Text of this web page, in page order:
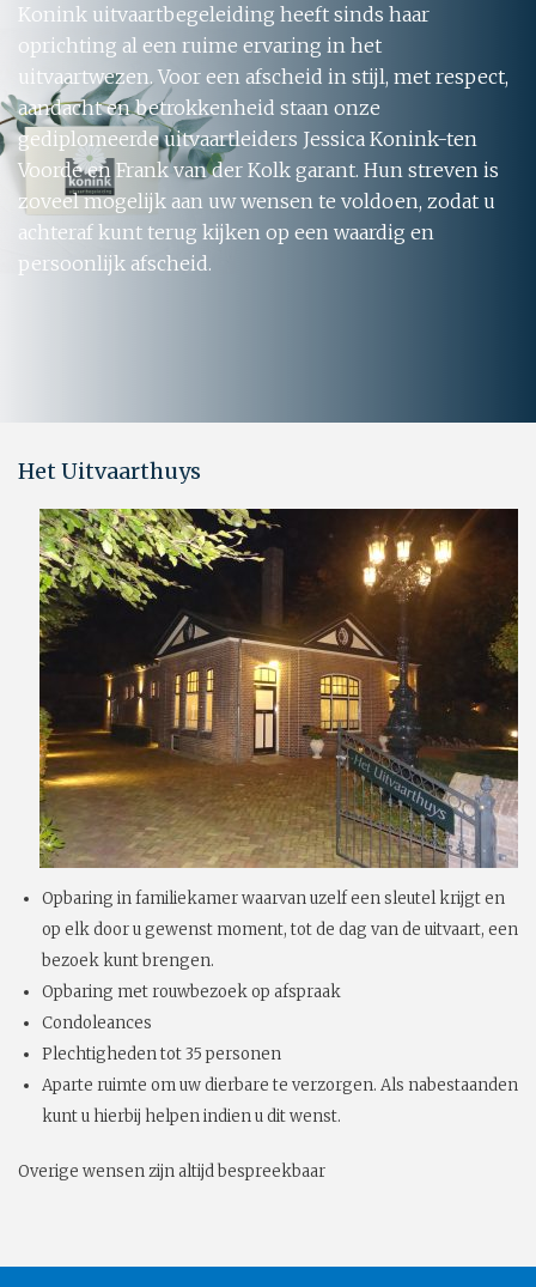
Konink uitvaartbegeleiding heeft sinds haar
oprichting al een ruime ervaring in het
uitvaartwezen. Voor een afscheid in stijl, met respect,
aandacht en betrokkenheid staan onze
gediplomeerde uitvaartleiders Jessica Konink-ten
Voorde en Frank van der Kolk garant. Hun streven is
zoveel mogelijk aan uw wensen te voldoen, zodat u
achteraf kunt terug kijken op een waardig en
persoonlijk afscheid.
Het Uitvaarthuys
Opbaring in familiekamer waarvan uzelf een sleutel krijgt en
op elk door u gewenst moment, tot de dag van de uitvaart, een
bezoek kunt brengen.
Opbaring met rouwbezoek op afspraak
Condoleances
Plechtigheden tot 35 personen
Aparte ruimte om uw dierbare te verzorgen. Als nabestaanden
kunt u hierbij helpen indien u dit wenst.
Overige wensen zijn altijd bespreekbaar